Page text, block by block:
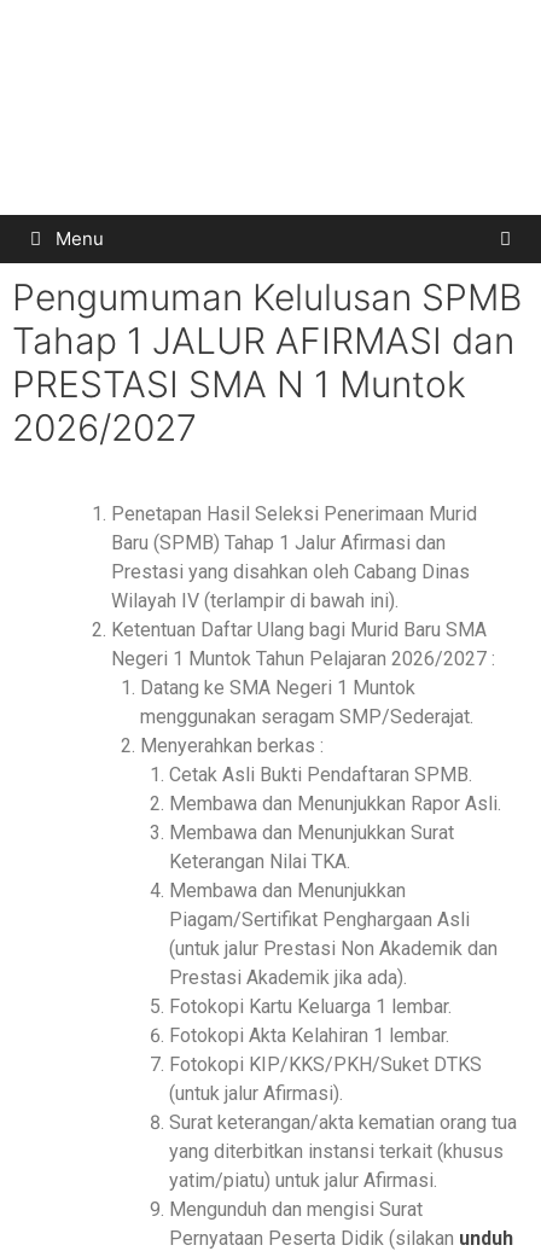
Menu
Pengumuman Kelulusan SPMB
Tahap 1 JALUR AFIRMASI dan
PRESTASI SMA N 1 Muntok
2026/2027
Penetapan Hasil Seleksi Penerimaan Murid
Baru (SPMB) Tahap 1 Jalur Afirmasi dan
Prestasi yang disahkan oleh Cabang Dinas
Wilayah IV (terlampir di bawah ini).
Ketentuan Daftar Ulang bagi Murid Baru SMA
Negeri 1 Muntok Tahun Pelajaran 2026/2027 :
Datang ke SMA Negeri 1 Muntok
menggunakan seragam SMP/Sederajat.
Menyerahkan berkas :
Cetak Asli Bukti Pendaftaran SPMB.
Membawa dan Menunjukkan Rapor Asli.
Membawa dan Menunjukkan Surat
Keterangan Nilai TKA.
Membawa dan Menunjukkan
Piagam/Sertifikat Penghargaan Asli
(untuk jalur Prestasi Non Akademik dan
Prestasi Akademik jika ada).
Fotokopi Kartu Keluarga 1 lembar.
Fotokopi Akta Kelahiran 1 lembar.
Fotokopi KIP/KKS/PKH/Suket DTKS
(untuk jalur Afirmasi).
Surat keterangan/akta kematian orang tua
yang diterbitkan instansi terkait (khusus
yatim/piatu) untuk jalur Afirmasi.
Mengunduh dan mengisi Surat
Pernyataan Peserta Didik (silakan unduh